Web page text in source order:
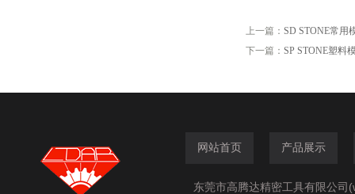
上一篇： SD STONE常用
下一篇： SP STONE塑料
网站首页 产品展示
东莞市高腾达精密工具有限公司